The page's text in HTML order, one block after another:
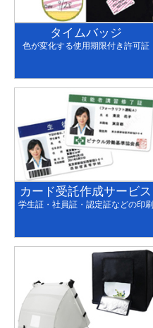
タイムバッジ
色が変化する使用期限付き許可証
カード受託作成サービス
学生証・社員証・認定証などの印刷